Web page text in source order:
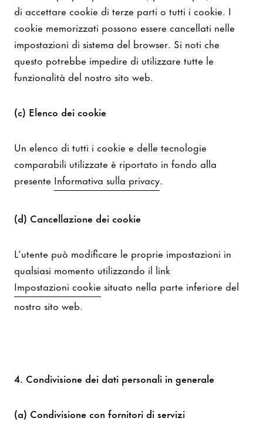
di accettare cookie di terze parti o tutti i cookie. I
cookie memorizzati possono essere cancellati nelle
impostazioni di sistema del browser. Si noti che
questo potrebbe impedire di utilizzare tutte le
funzionalità del nostro sito web.
(c) Elenco dei cookie
Un elenco di tutti i cookie e delle tecnologie
comparabili utilizzate è riportato in fondo alla
presente Informativa sulla privacy.
(d) Cancellazione dei cookie
L’utente può modificare le proprie impostazioni in
qualsiasi momento utilizzando il link
Impostazioni cookie situato nella parte inferiore del
nostro sito web.
4. Condivisione dei dati personali in generale
(a) Condivisione con fornitori di servizi